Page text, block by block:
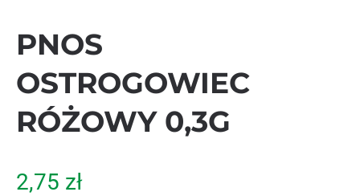
PNOS
OSTROGOWIEC
RÓŻOWY 0,3G
2,75 zł